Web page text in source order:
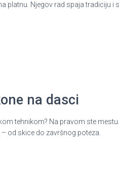
Njegov rad spaja tradiciju i
na dasci
tehnikom? Na pravom ste mestu.
od skice do završnog poteza.